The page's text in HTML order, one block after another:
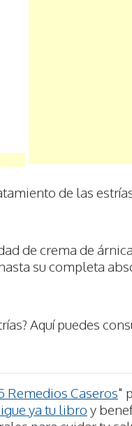
de las
de crema de
su completa
Aquí puedes
Remedios Caseros"
ya tu libro y